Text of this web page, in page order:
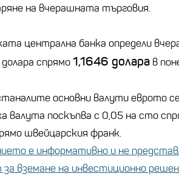
на вчерашната търговия.
централна банка определи
спрямо1,1646 долара в
основни валути еврото
валута поскъпва с 0,05 на сто
швейцарския франк.
е информативно и не
за вземане на инвестиционно